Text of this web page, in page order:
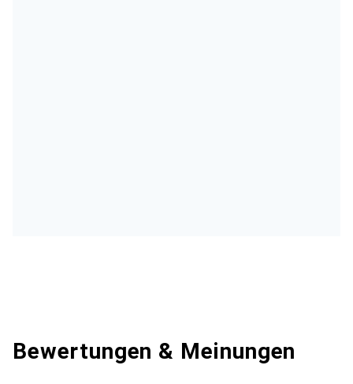
Bewertungen & Meinungen